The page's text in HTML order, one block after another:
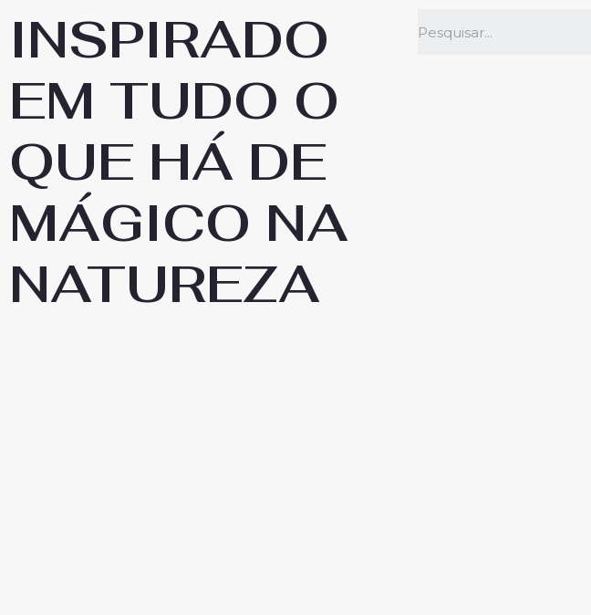
INSPIRADO
EM TUDO O
QUE HÁ DE
MÁGICO NA
NATUREZA